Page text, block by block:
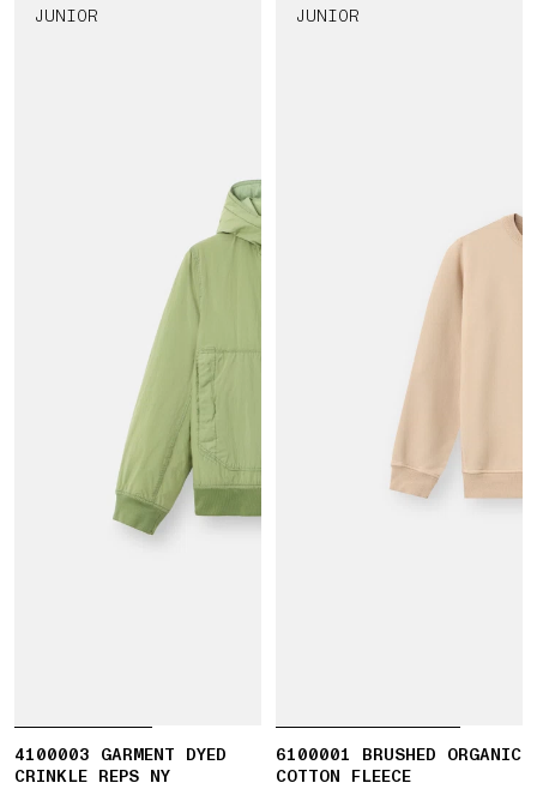
JUNIOR
4100003 GARMENT DYED
CRINKLE REPS NY
JUNIOR
6100001 BRUSHED ORGANIC
COTTON FLEECE